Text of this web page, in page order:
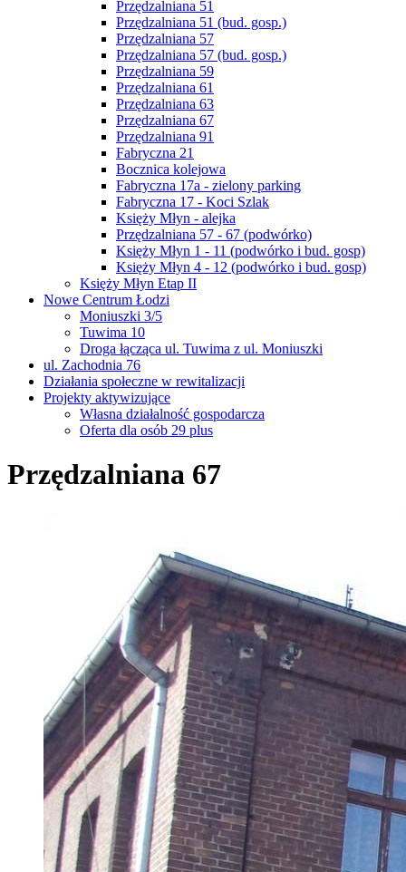
Przędzalniana 51
Przędzalniana 51 (bud. gosp.)
Przędzalniana 57
Przędzalniana 57 (bud. gosp.)
Przędzalniana 59
Przędzalniana 61
Przędzalniana 63
Przędzalniana 67
Przędzalniana 91
Fabryczna 21
Bocznica kolejowa
Fabryczna 17a - zielony parking
Fabryczna 17 - Koci Szlak
Księży Młyn - alejka
Przędzalniana 57 - 67 (podwórko)
Księży Młyn 1 - 11 (podwórko i bud. gosp)
Księży Młyn 4 - 12 (podwórko i bud. gosp)
Księży Młyn Etap II
Nowe Centrum Łodzi
Moniuszki 3/5
Tuwima 10
Droga łącząca ul. Tuwima z ul. Moniuszki
ul. Zachodnia 76
Działania społeczne w rewitalizacji
Projekty aktywizujące
Własna działalność gospodarcza
Oferta dla osób 29 plus
Przędzalniana 67